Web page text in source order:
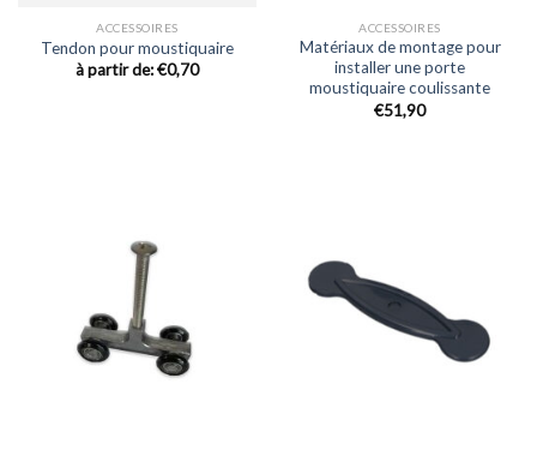
ACCESSOIRES
Tendon pour moustiquaire
à partir de:€0,70
ACCESSOIRES
Matériaux de montage pour
installer une porte
moustiquaire coulissante
€51,90